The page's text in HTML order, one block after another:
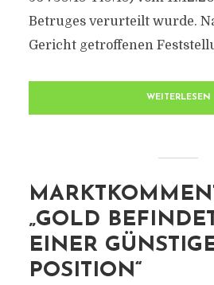
Betruges verurteilt wurde.
Gericht getroffenen
WEITERLESEN
„GOLD
EINER
POSITION“